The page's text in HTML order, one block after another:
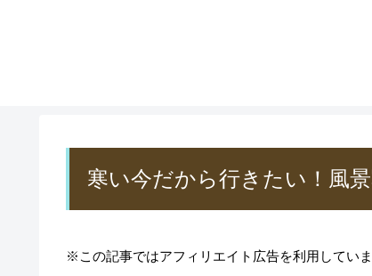
寒い今だから行きたい！風
※この記事ではアフィリエイト広告を利用してい